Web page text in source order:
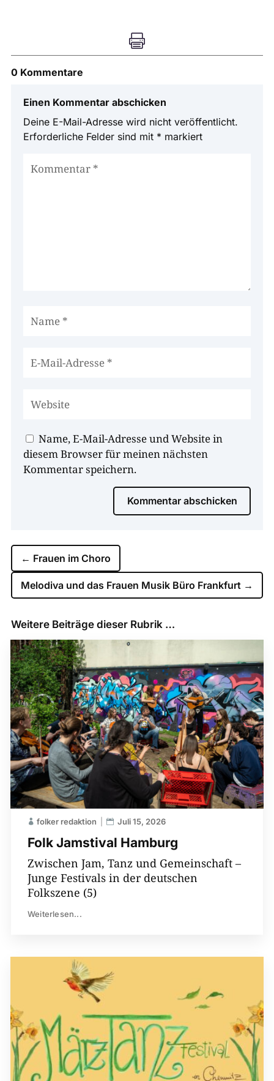

0 Kommentare
Einen Kommentar abschicken
Deine E-Mail-Adresse wird nicht veröffentlicht.
Erforderliche Felder sind mit * markiert
Name, E-Mail-Adresse und Website in
diesem Browser für meinen nächsten
Kommentar speichern.
Kommentar abschicken
← Frauen im Choro
Melodiva und das Frauen Musik Büro Frankfurt →
Weitere Beiträge dieser Rubrik …
Folk Jamstival Hamburg
folker redaktion Juli 15, 2026
Zwischen Jam, Tanz und Gemeinschaft –
Junge Festivals in der deutschen
Folkszene (5)
Weiterlesen...